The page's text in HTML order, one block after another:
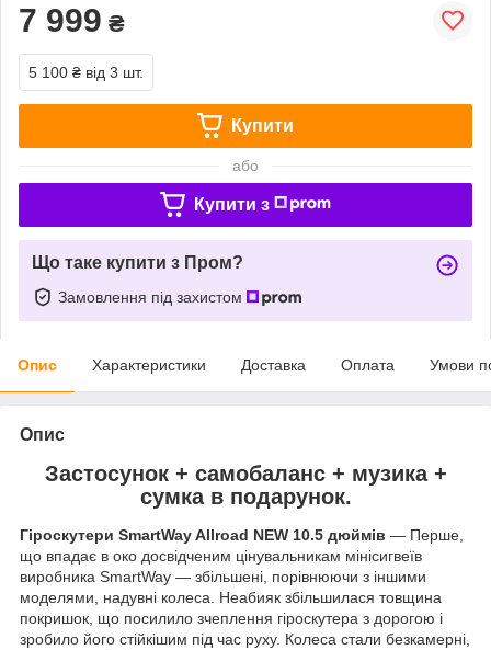
7 999 ₴
5 100 ₴ від 3 шт.
Купити
або
Купити з
Що таке купити з Пром?
Замовлення під захистом
Опис Характеристики Доставка Оплата Умови
Опис
Застосунок + самобаланс + музика +
сумка в подарунок.
Гіроскутери SmartWay Allroad NEW 10.5 дюймів — Перше,
що впадає в око досвідченим цінувальникам мінісигвеїв
виробника SmartWay — збільшені, порівнюючи з іншими
моделями, надувні колеса. Неабияк збільшилася товщина
покришок, що посилило зчеплення гіроскутера з дорогою і
зробило його стійкішим під час руху. Колеса стали безкамерні,